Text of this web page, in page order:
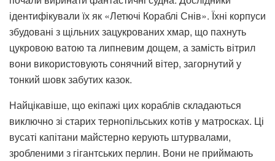
ідентифікували їх як «Летючі Кораблі Снів». Їхні корпуси
збудовані з щільних зацукрованих хмар, що пахнуть
цукровою ватою та липневим дощем, а замість вітрил
вони використовують сонячний вітер, загорнутий у
тонкий шовк забутих казок.
Найцікавіше, що екіпажі цих кораблів складаються
виключно зі старих тернопільських котів у матросках. Ці
вусаті капітани майстерно керують штурвалами,
зробленими з гігантських перлин. Вони не приймають